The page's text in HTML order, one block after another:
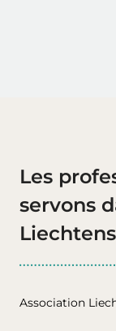
Les
servons
Association